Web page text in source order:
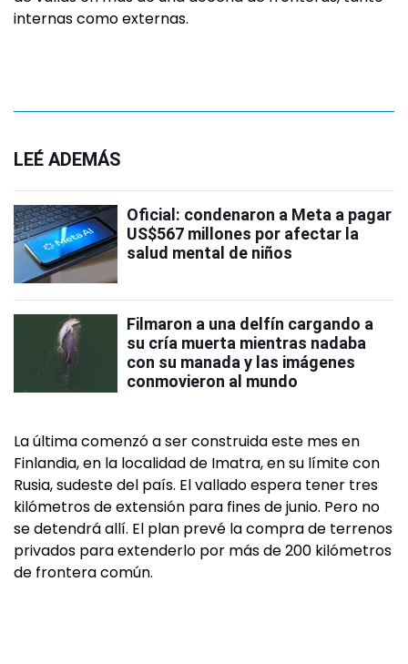
internas como externas.
LEÉ ADEMÁS
Oficial: condenaron a Meta a pagar
US$567 millones por afectar la
salud mental de niños
Filmaron a una delfín cargando a
su cría muerta mientras nadaba
con su manada y las imágenes
conmovieron al mundo
La última comenzó a ser construida este mes en
Finlandia, en la localidad de Imatra, en su límite con
Rusia, sudeste del país. El vallado espera tener tres
kilómetros de extensión para fines de junio. Pero no
se detendrá allí. El plan prevé la compra de terrenos
privados para extenderlo por más de 200 kilómetros
de frontera común.